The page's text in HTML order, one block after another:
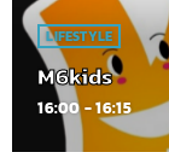
LIFESTYLE
M6kids
16:00 - 16:15